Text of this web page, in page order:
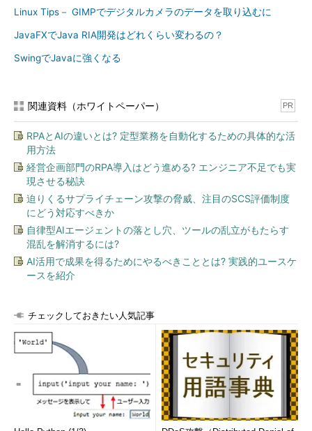
Linux Tips－ GIMPでデジタルカメラのデータを取り込むに
JavaFXでJava RIA開発はどれくらい変わるの？
SwingでJavaに強くなる
関連資料（ホワイトペーパー） PR
RPAとAIの違いとは? 定型業務を自動化するための具体的な活
用方法
経営企画部門のRPA導入はどう進める? エンジニア不足でも実
現させる秘訣
迫りくるサプライチェーン攻撃の脅威、注目のSCS評価制度
にどう対応すべきか
自律型AIエージェントの落とし穴、ツールの乱立がもたらす
混乱を解消するには?
AI活用で成果を得るためにやるべきこととは? 実践的ユースケ
ースを紹介
チェックしておきたい人気記事